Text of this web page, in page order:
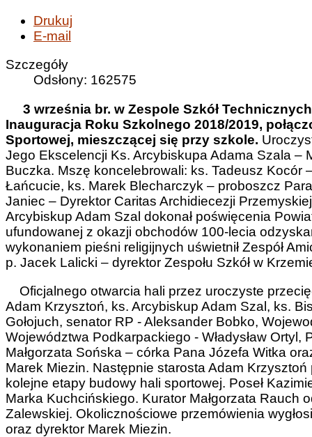
Drukuj
E-mail
Szczegóły
Odsłony: 162575
3 września br. w Zespole Szkół
Inauguracja Roku Szkolnego 2018/2019,
Sportowej, mieszczącej się przy szkole.
Jego Ekscelencji Ks. Arcybiskupa Adama Szala –
Buczka. Mszę koncelebrowali: ks. Tadeusz Kocór
Łańcucie, ks. Marek Blecharczyk – proboszcz
Janiec – Dyrektor Caritas Archidiecezji
Arcybiskup Adam Szal dokonał poświęcenia
ufundowanej z okazji obchodów 100-lecia
wykonaniem pieśni religijnych uświetnił Zespół
p. Jacek Lalicki – dyrektor Zespołu Szkół w
Oficjalnego otwarcia hali przez uroczyste
Adam Krzysztoń, ks. Arcybiskup Adam Szal, ks.
Gołojuch, senator RP - Aleksander Bobko,
Województwa Podkarpackiego - Władysław
Małgorzata Sońska – córka Pana Józefa Witka
Marek Miezin. Następnie starosta Adam
kolejne etapy budowy hali sportowej. Poseł
Marka Kuchcińskiego. Kurator Małgorzata Rauch
Zalewskiej. Okolicznościowe przemówienia
oraz dyrektor Marek Miezin.